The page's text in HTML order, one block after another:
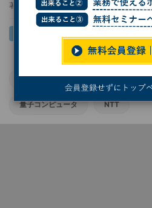
著者： 波留久泉
京都大学 ポスト量子暗号
量子コンピュータ NTT